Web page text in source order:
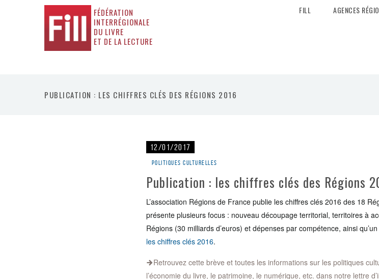
FÉDÉRATION
INTERRÉGIONALE
DU LIVRE
ET DE LA LECTURE
FILL AGENCES
PUBLICATION : LES CHIFFRES CLÉS DES RÉGIONS 2016
12/01/2017
Politiques culturelles
Publication : les chiffres clés des Régions
L’association Régions de France publie les chiffres clés 2016 des 18
présente plusieurs focus : nouveau découpage territorial, territoires à
Régions (30 milliards d’euros) et dépenses par compétence, ainsi
les chiffres clés 2016.
Retrouvez cette brève et toutes les informations sur les politiques
l’économie du livre, le patrimoine, le numérique, etc. dans notre lettre